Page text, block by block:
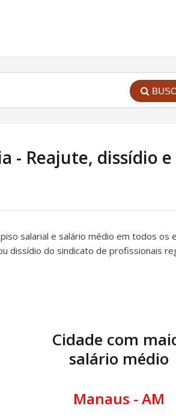
- Reajute, dissídio e
salarial e salário médio em todos os
dissídio do sindicato de profissionais
Cidade com
salário médio
Manaus - AM